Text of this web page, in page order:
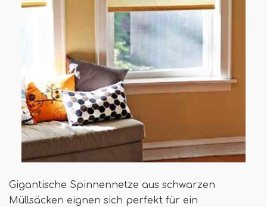
Gigantische Spinnennetze aus schwarzen
Müllsäcken eignen sich perfekt für ein